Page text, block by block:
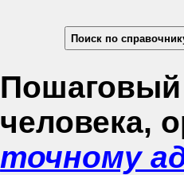
Пошаговый
человека,
точному